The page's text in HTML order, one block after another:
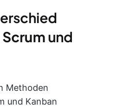
und
Methoden
und Kanban